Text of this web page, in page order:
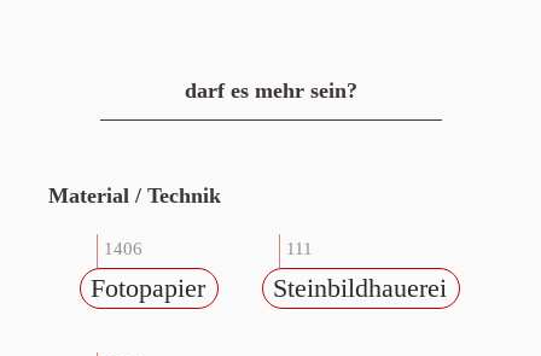
darf es mehr sein?
Material / Technik
1406
Fotopapier
111
Steinbildhauerei